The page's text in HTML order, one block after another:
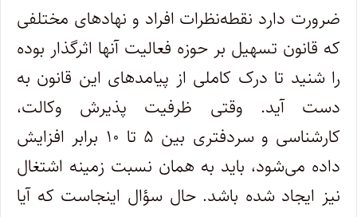
ضرورت دارد نقطه‌نظرات افراد و نهادهای مختلفی
که قانون تسهیل بر حوزه فعالیت آنها اثرگذار بوده
را شنید تا درک کاملی از پیامدهای این قانون به
دست آید. وقتی ظرفیت پذیرش وکالت،
کارشناسی و سردفتری بین ۵ تا ۱۰ برابر افزایش
داده می‌شود، باید به همان نسبت زمینه اشتغال
نیز ایجاد شده باشد. حال سؤال اینجاست که آیا